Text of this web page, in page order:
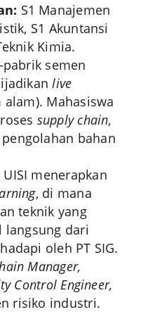
S1 Manajemen
S1 Akuntansi
Kimia.
pabrik semen
live
Mahasiswa
supply chain,
bahan
UISI menerapkan
, di mana
teknik yang
langsung dari
oleh PT SIG.
Manager,
Control Engineer,
risiko industri.